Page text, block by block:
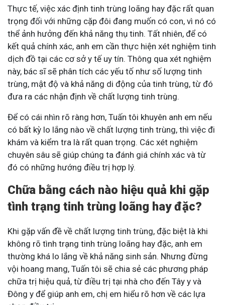
Thực tế, việc xác định tinh trùng loãng hay đặc rất quan
trọng đối với những cặp đôi đang muốn có con, vì nó có
thể ảnh hưởng đến khả năng thụ tinh. Tất nhiên, để có
kết quả chính xác, anh em cần thực hiện xét nghiệm tinh
dịch đồ tại các cơ sở y tế uy tín. Thông qua xét nghiệm
này, bác sĩ sẽ phân tích các yếu tố như số lượng tinh
trùng, mật độ và khả năng di động của tinh trùng, từ đó
đưa ra các nhận định về chất lượng tinh trùng.
Để có cái nhìn rõ ràng hơn, Tuấn tôi khuyên anh em nếu
có bất kỳ lo lắng nào về chất lượng tinh trùng, thì việc đi
khám và kiểm tra là rất quan trọng. Các xét nghiệm
chuyên sâu sẽ giúp chúng ta đánh giá chính xác và từ
đó có những hướng điều trị hợp lý.
Chữa bằng cách nào hiệu quả khi gặp
tình trạng tinh trùng loãng hay đặc?
Khi gặp vấn đề về chất lượng tinh trùng, đặc biệt là khi
không rõ tình trạng tinh trùng loãng hay đặc, anh em
thường khá lo lắng về khả năng sinh sản. Nhưng đừng
vội hoang mang, Tuấn tôi sẽ chia sẻ các phương pháp
chữa trị hiệu quả, từ điều trị tại nhà cho đến Tây y và
Đông y để giúp anh em, chị em hiểu rõ hơn về các lựa